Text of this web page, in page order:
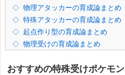
物理アタッカーの育成論まとめ
特殊アタッカーの育成論まとめ
起点作り型の育成論まとめ
物理受けの育成論まとめ
おすすめの特殊受けポケモン